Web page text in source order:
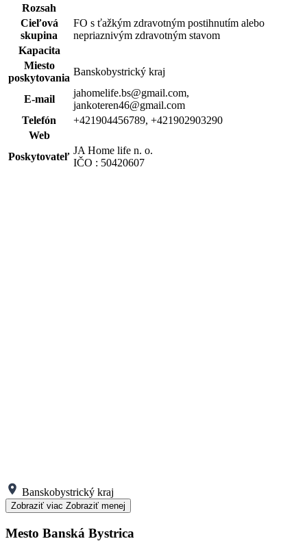
Rozsah
Cieľová
skupina
FO s ťažkým zdravotným postihnutím alebo
nepriaznivým zdravotným stavom
Kapacita
Miesto
poskytovania
Banskobystrický kraj
E-mail
jahomelife.bs@gmail.com,
jankoteren46@gmail.com
Telefón
+421904456789, +421902903290
Web
Poskytovateľ
JA Home life n. o.
IČO : 50420607
Banskobystrický kraj
Zobraziť viac Zobraziť menej
Mesto Banská Bystrica